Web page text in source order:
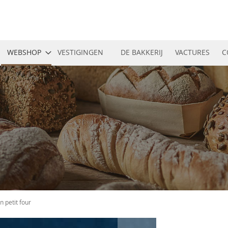
WEBSHOP VESTIGINGEN DE BAKKERIJ VACTURES
petit four